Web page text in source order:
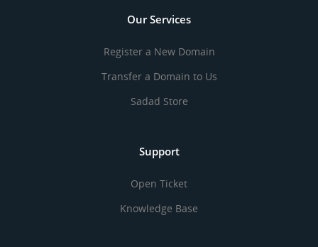
Our Services
Register a New Domain
Transfer a Domain to Us
Sadad Store
Support
Open Ticket
Knowledge Base